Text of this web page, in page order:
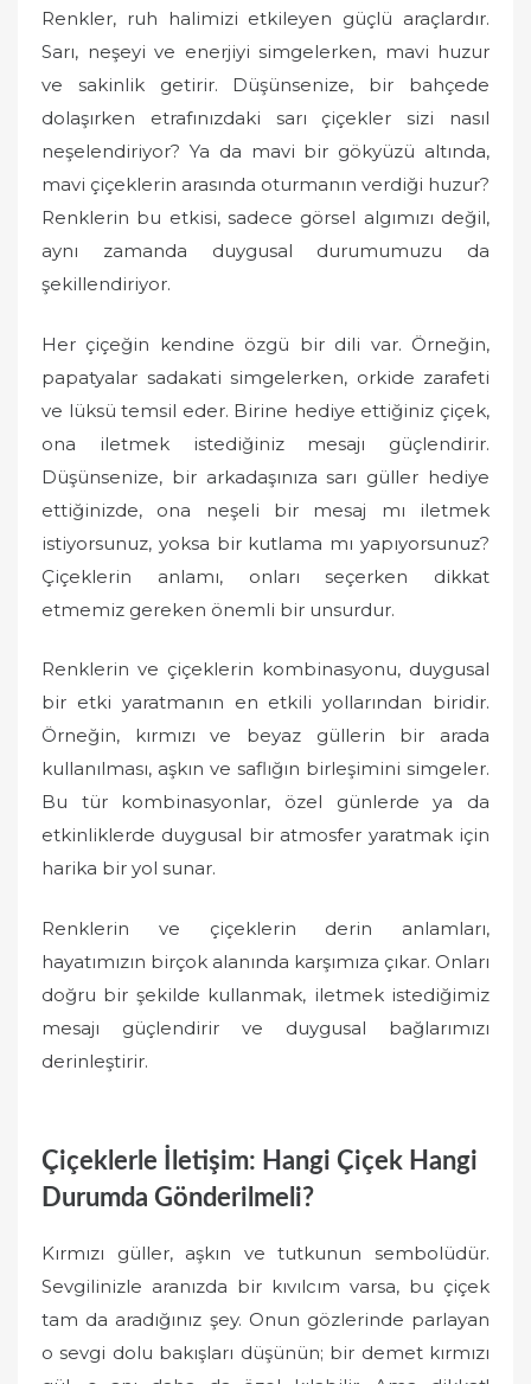
Renkler, ruh halimizi etkileyen güçlü araçlardır.
Sarı, neşeyi ve enerjiyi simgelerken, mavi huzur
ve sakinlik getirir. Düşünsenize, bir bahçede
dolaşırken etrafınızdaki sarı çiçekler sizi nasıl
neşelendiriyor? Ya da mavi bir gökyüzü altında,
mavi çiçeklerin arasında oturmanın verdiği huzur?
Renklerin bu etkisi, sadece görsel algımızı değil,
aynı zamanda duygusal durumumuzu da
şekillendiriyor.
Her çiçeğin kendine özgü bir dili var. Örneğin,
papatyalar sadakati simgelerken, orkide zarafeti
ve lüksü temsil eder. Birine hediye ettiğiniz çiçek,
ona iletmek istediğiniz mesajı güçlendirir.
Düşünsenize, bir arkadaşınıza sarı güller hediye
ettiğinizde, ona neşeli bir mesaj mı iletmek
istiyorsunuz, yoksa bir kutlama mı yapıyorsunuz?
Çiçeklerin anlamı, onları seçerken dikkat
etmemiz gereken önemli bir unsurdur.
Renklerin ve çiçeklerin kombinasyonu, duygusal
bir etki yaratmanın en etkili yollarından biridir.
Örneğin, kırmızı ve beyaz güllerin bir arada
kullanılması, aşkın ve saflığın birleşimini simgeler.
Bu tür kombinasyonlar, özel günlerde ya da
etkinliklerde duygusal bir atmosfer yaratmak için
harika bir yol sunar.
Renklerin ve çiçeklerin derin anlamları,
hayatımızın birçok alanında karşımıza çıkar. Onları
doğru bir şekilde kullanmak, iletmek istediğimiz
mesajı güçlendirir ve duygusal bağlarımızı
derinleştirir.
Çiçeklerle İletişim: Hangi Çiçek Hangi
Durumda Gönderilmeli?
Kırmızı güller, aşkın ve tutkunun sembolüdür.
Sevgilinizle aranızda bir kıvılcım varsa, bu çiçek
tam da aradığınız şey. Onun gözlerinde parlayan
o sevgi dolu bakışları düşünün; bir demet kırmızı